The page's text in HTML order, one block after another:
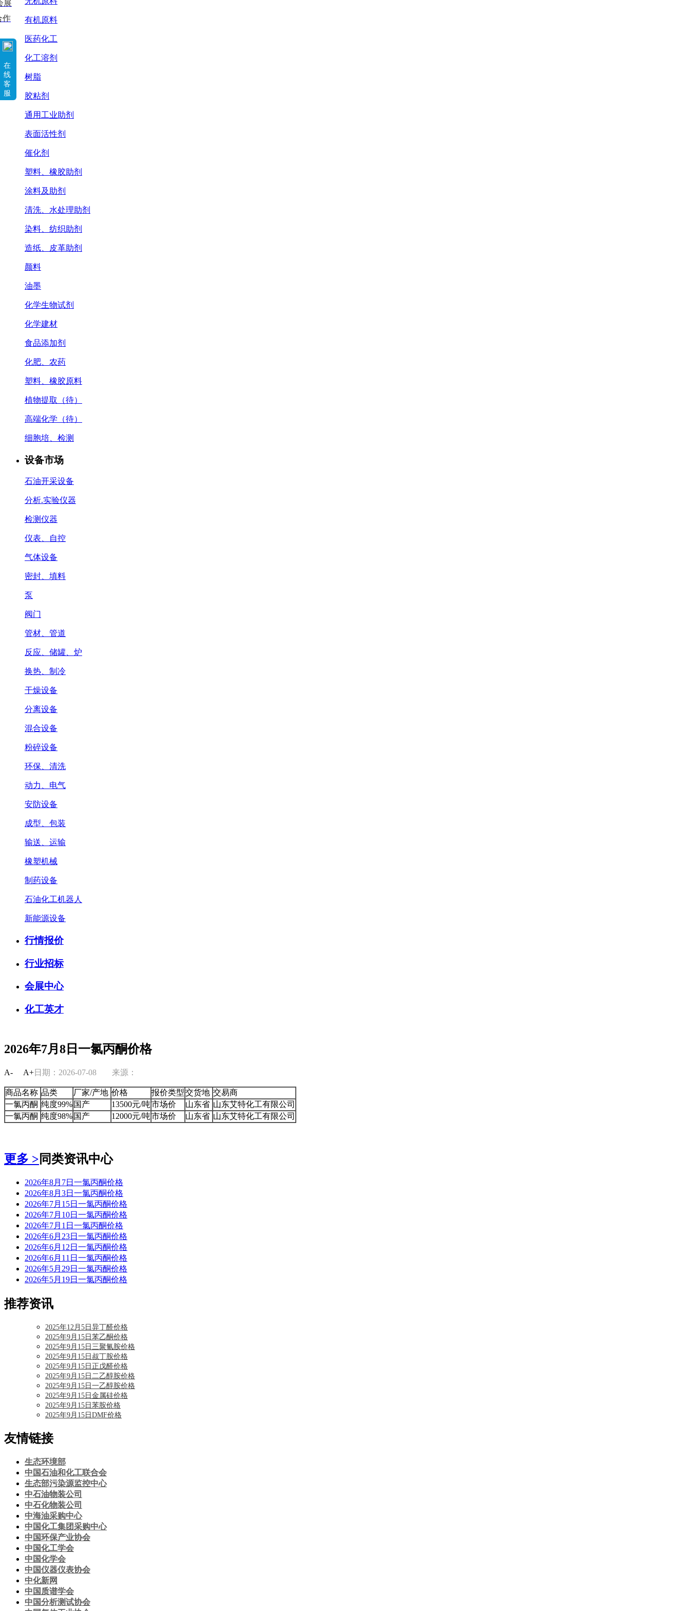
有机原料
医药化工
化工溶剂
树脂
胶粘剂
通用工业助剂
表面活性剂
催化剂
塑料、橡胶助剂
涂料及助剂
清洗、水处理助剂
染料、纺织助剂
造纸、皮革助剂
颜料
油墨
化学生物试剂
化学建材
食品添加剂
化肥、农药
塑料、橡胶原料
植物提取（待）
高端化学（待）
细胞培、检测
设备市场
石油开采设备
分析.实验仪器
检测仪器
仪表、自控
气体设备
密封、填料
泵
阀门
管材、管道
反应、储罐、炉
换热、制冷
干燥设备
分离设备
混合设备
粉碎设备
环保、清洗
动力、电气
安防设备
成型、包装
输送、运输
橡塑机械
制药设备
石油化工机器人
新能源设备
行情报价
行业招标
会展中心
化工英才
展
作
在
线
客
服
2026年7月8日一氯丙酮价格
A- A+日期：2026-07-08 来源：
商品名称 品类 厂家/产地 价格 报价类型交货地 交易商
一氯丙酮 纯度99% 国产 13500元/吨市场价 山东省 山东艾特化工有限公司
一氯丙酮 纯度98% 国产 12000元/吨市场价 山东省 山东艾特化工有限公司
更多 >同类资讯中心
2026年8月7日一氯丙酮价格
2026年8月3日一氯丙酮价格
2026年7月15日一氯丙酮价格
2026年7月10日一氯丙酮价格
2026年7月1日一氯丙酮价格
2026年6月23日一氯丙酮价格
2026年6月12日一氯丙酮价格
2026年6月11日一氯丙酮价格
2026年5月29日一氯丙酮价格
2026年5月19日一氯丙酮价格
推荐资讯
2025年12月5日异丁醛价格
2025年9月15日苯乙酮价格
2025年9月15日三聚氰胺价格
2025年9月15日叔丁胺价格
2025年9月15日正戊醛价格
2025年9月15日二乙醇胺价格
2025年9月15日一乙醇胺价格
2025年9月15日金属硅价格
2025年9月15日苯胺价格
2025年9月15日DMF价格
友情链接
生态环境部
中国石油和化工联合会
生态部污染源监控中心
中石油物装公司
中石化物装公司
中海油采购中心
中国化工集团采购中心
中国环保产业协会
中国化工学会
中国化学会
中国仪器仪表协会
中化新网
中国质谱学会
中国分析测试协会